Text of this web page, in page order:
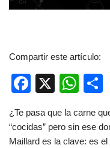
Compartir este artículo:
F
c
e
X
W
at
s
¿Te pasa que la carne
“cocidas” pero sin ese
Maillard es la clave: es